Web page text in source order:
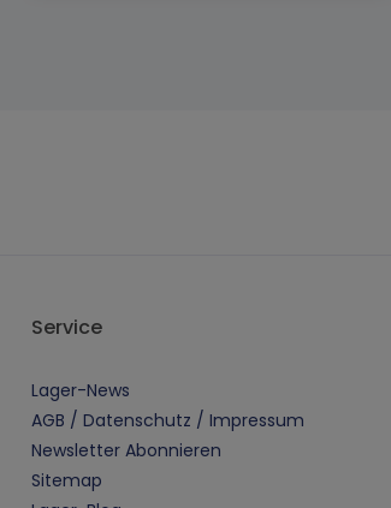
Service
Lager-News
AGB / Datenschutz / Impressum
Newsletter Abonnieren
Sitemap